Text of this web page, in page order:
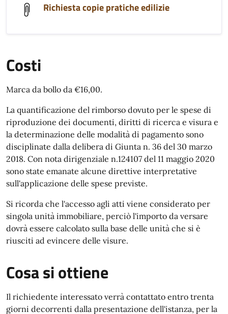
Richiesta copie pratiche edilizie
Costi
Marca da bollo da €16,00.
La quantificazione del rimborso dovuto per le spese di
riproduzione dei documenti, diritti di ricerca e visura e
la determinazione delle modalità di pagamento sono
disciplinate dalla delibera di Giunta n. 36 del 30 marzo
2018. Con nota dirigenziale n.124107 del 11 maggio 2020
sono state emanate alcune direttive interpretative
sull'applicazione delle spese previste.
Si ricorda che l'accesso agli atti viene considerato per
singola unità immobiliare, perciò l'importo da versare
dovrà essere calcolato sulla base delle unità che si è
riusciti ad evincere delle visure.
Cosa si ottiene
Il richiedente interessato verrà contattato entro trenta
giorni decorrenti dalla presentazione dell'istanza, per la